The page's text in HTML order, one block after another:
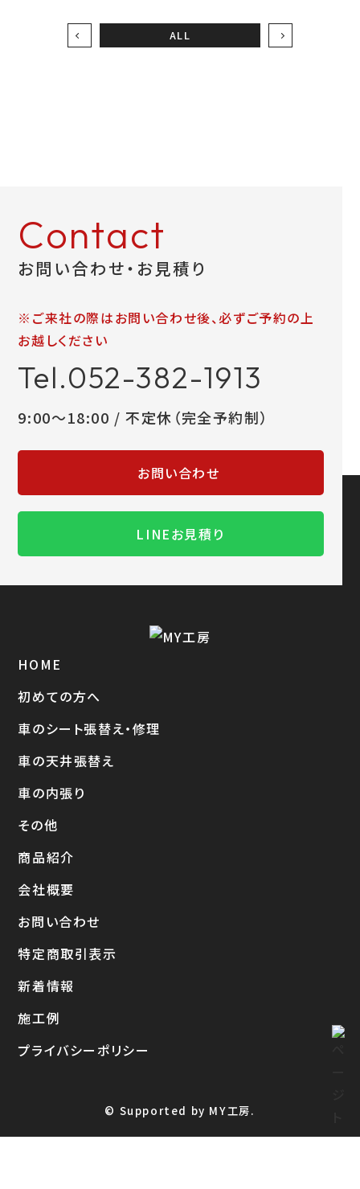
9:00～18:00 / 不定休（完全予約制）
LINEお見積り
ALL
Contact
お問い合わせ・お見積り
※ご来社の際はお問い合わせ後、必ずご予約の上
お越しください
Tel.052-382-1913
9:00～18:00 / 不定休（完全予約制）
お問い合わせ
LINEお見積り
HOME
初めての方へ
車のシート張替え・修理
車の天井張替え
車の内張り
その他
商品紹介
会社概要
お問い合わせ
特定商取引表示
新着情報
施工例
プライバシーポリシー
© Supported by MY工房.